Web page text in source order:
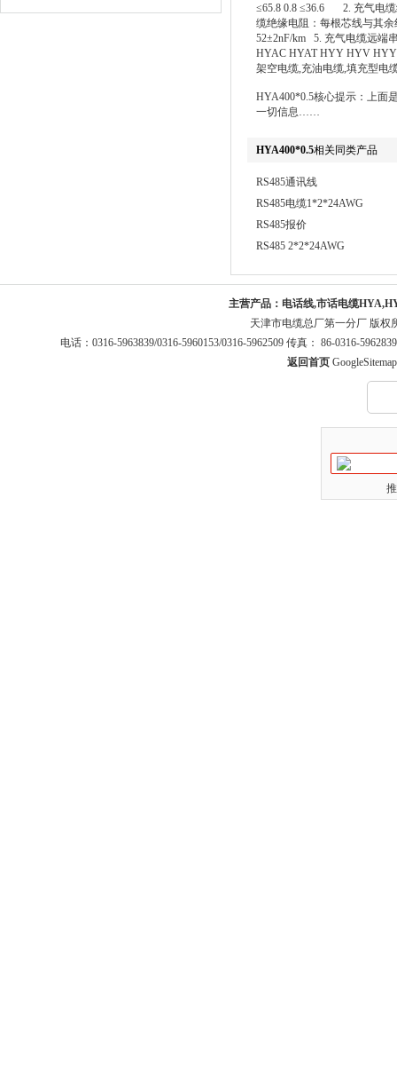
≤65.8 0.8 ≤36.6 2. 充气电缆
缆绝缘电阻：每根芯线与其
52±2nF/km 5. 充气电缆远
HYAC HYAT HYY HYV
架空电缆,充油电缆,填充型
HYA400*0.5核心提示：上面
一切信息……
HYA400*0.5相关同类产品
RS485通讯线
RS485电缆1*2*24AWG
RS485报价
RS485 2*2*24AWG
主营产品： 电话线,市话电缆
天津市电缆总厂第一分厂 版权
电话：0316-5963839/0316-5960153/0316-5962509 传真： 86-0316-
返回首页 GoogleSitemap